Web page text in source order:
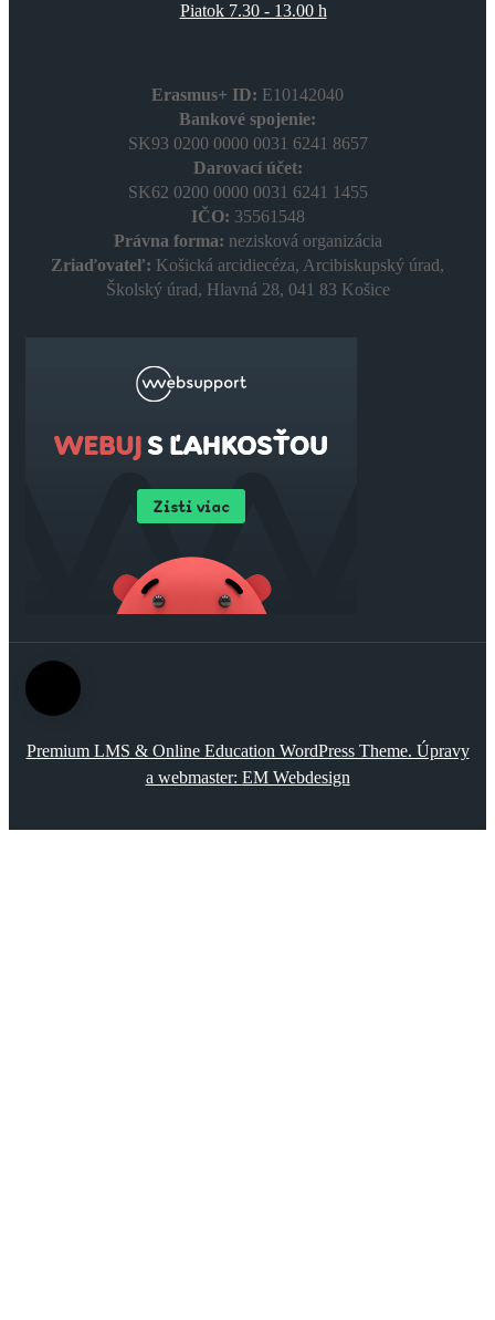
Piatok 7.30 - 13.00 h
Erasmus+ ID: E10142040
Bankové spojenie:
SK93 0200 0000 0031 6241 8657
Darovací účet:
SK62 0200 0000 0031 6241 1455
IČO: 35561548
Právna forma: nezisková organizácia
Zriaďovateľ: Košická arcidiecéza, Arcibiskupský úrad,
Školský úrad, Hlavná 28, 041 83 Košice
Premium LMS & Online Education WordPress Theme. Úpravy
a webmaster: EM Webdesign